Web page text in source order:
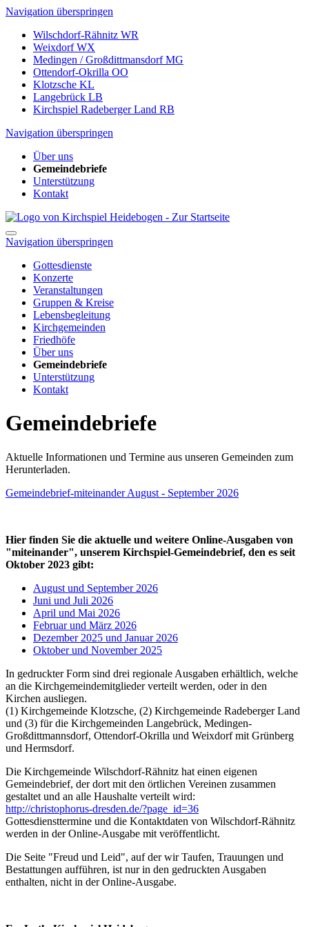
Navigation überspringen
Wilschdorf-Rähnitz WR
WeixdorfWX
Medingen / GroßdittmansdorfMG
Ottendorf-Okrilla OO
Klotzsche KL
Langebrück LB
Kirchspiel Radeberger Land RB
Navigation überspringen
Über uns
Gemeindebriefe
Unterstützung
Kontakt
Navigation überspringen
Gottesdienste
Konzerte
Veranstaltungen
Gruppen & Kreise
Lebensbegleitung
Kirchgemeinden
Friedhöfe
Über uns
Gemeindebriefe
Unterstützung
Kontakt
Gemeindebriefe
Aktuelle Informationen und Termine aus unseren Gemeinden zum
Herunterladen.
Gemeindebrief-miteinander August - September 2026
Hier finden Sie die aktuelle und weitere Online-Ausgaben von
"miteinander", unserem Kirchspiel-Gemeindebrief, den es seit
Oktober 2023 gibt:
August und September 2026
Juni und Juli 2026
April und Mai 2026
Februar und März 2026
Dezember 2025 und Januar 2026
Oktober und November 2025
In gedruckter Form sind drei regionale Ausgaben erhältlich, welche
an die Kirchgemeindemitglieder verteilt werden, oder in den
Kirchen ausliegen.
(1) Kirchgemeinde Klotzsche, (2) Kirchgemeinde Radeberger Land
und (3) für die Kirchgemeinden Langebrück, Medingen-
Großdittmannsdorf, Ottendorf-Okrilla und Weixdorf mit Grünberg
und Hermsdorf.
Die Kirchgemeinde Wilschdorf-Rähnitz hat einen eigenen
Gemeindebrief, der dort mit den örtlichen Vereinen zusammen
gestaltet und an alle Haushalte verteilt wird:
http://christophorus-dresden.de/?page_id=36
Gottesdiensttermine und die Kontaktdaten von Wilschdorf-Rähnitz
werden in der Online-Ausgabe mit veröffentlicht.
Die Seite "Freud und Leid", auf der wir Taufen, Trauungen und
Bestattungen aufführen, ist nur in den gedruckten Ausgaben
enthalten, nicht in der Online-Ausgabe.